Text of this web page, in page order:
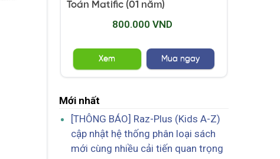
Toán Matific (01 năm)
800.000 VND
Xem Mua ngay
Mới nhất
[THÔNG BÁO] Raz-Plus (Kids A-Z)
cập nhật hệ thống phân loại sách
mới cùng nhiều cải tiến quan trọng